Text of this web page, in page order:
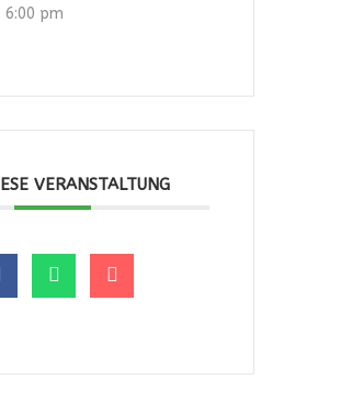
pm
VERANSTALTUNG